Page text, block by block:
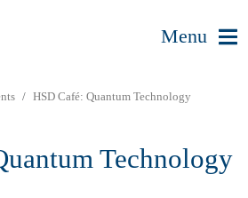
Menu
HSD Café: Quantum Technology
Technology